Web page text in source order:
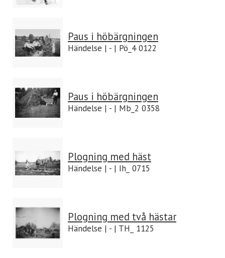
Paus i höbärgningen
Händelse | - | Pö_4 0122
Paus i höbärgningen
Händelse | - | Mb_2 0358
Plogning med häst
Händelse | - | Ih_ 0715
Plogning med två hästar
Händelse | - | TH_ 1125